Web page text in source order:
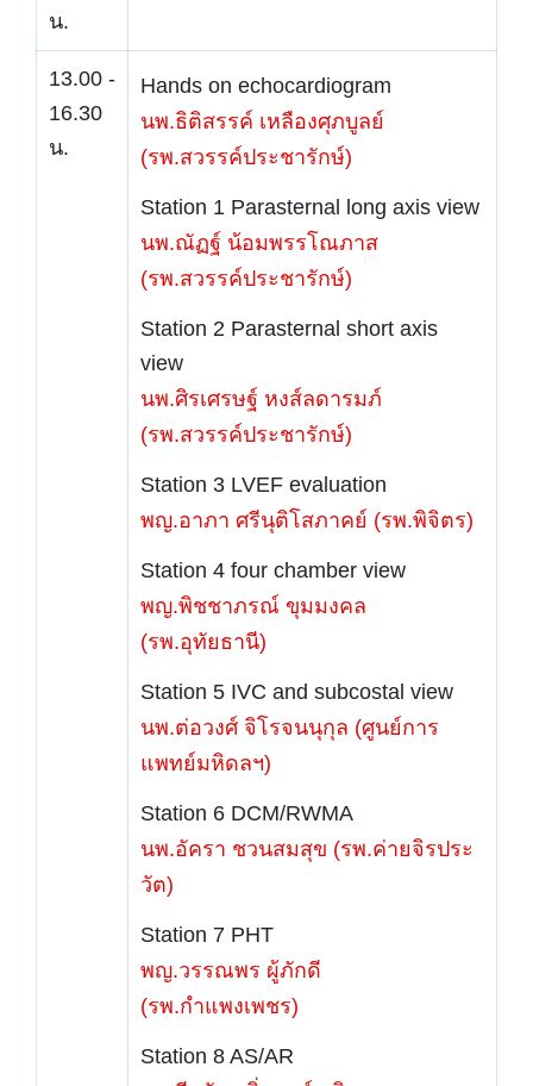
น.
13.00 -
16.30
น.
Hands on echocardiogram
นพ.ธิติสรรค์ เหลืองศุภบูลย์
(รพ.สวรรค์ประชารักษ์)
Station 1 Parasternal long axis view
นพ.ณัฏฐ์ น้อมพรรโณภาส
(รพ.สวรรค์ประชารักษ์)
Station 2 Parasternal short axis
view
นพ.ศิรเศรษฐ์ หงส์ลดารมภ์
(รพ.สวรรค์ประชารักษ์)
Station 3 LVEF evaluation
พญ.อาภา ศรีนุติโสภาคย์ (รพ.พิจิตร)
Station 4 four chamber view
พญ.พิชชาภรณ์ ขุมมงคล
(รพ.อุทัยธานี)
Station 5 IVC and subcostal view
นพ.ต่อวงศ์ จิโรจนนุกุล (ศูนย์การ
แพทย์มหิดลฯ)
Station 6 DCM/RWMA
นพ.อัครา ชวนสมสุข (รพ.ค่ายจิรประ
วัต)
Station 7 PHT
พญ.วรรณพร ผู้ภักดี
(รพ.กำแพงเพชร)
Station 8 AS/AR